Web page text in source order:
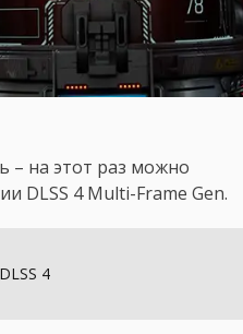
– на этот раз можно
DLSS 4 Multi-Frame Gen.
4